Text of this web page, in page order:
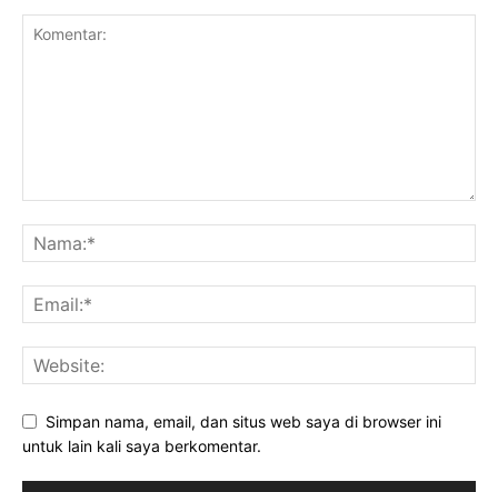
Simpan nama, email, dan situs web saya di browser ini
untuk lain kali saya berkomentar.